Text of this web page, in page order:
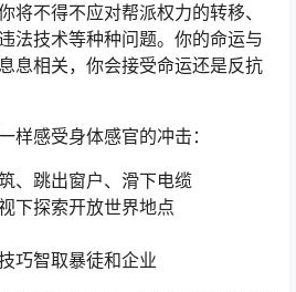
将不得不应对帮派权力的转移、
法技术等种种问题。你的命运与
息相关，你会接受命运还是反抗
样感受身体感官的冲击：
、跳出窗户、滑下电缆
下探索开放世界地点
巧智取暴徒和企业